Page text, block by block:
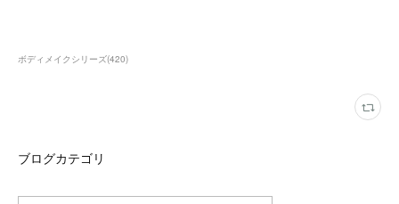
ボディメイクシリーズ(420)
ブログカテゴリ